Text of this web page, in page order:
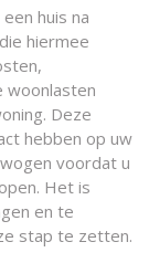
huis na
hiermee
woonlasten
Deze
hebben op uw
voordat u
Het is
en te
stap te zetten.